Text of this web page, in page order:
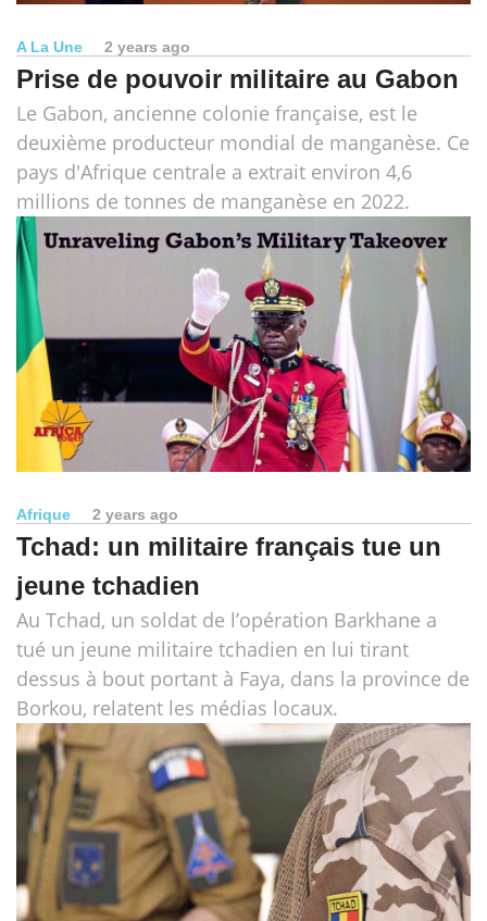
A La Une 2 years ago
Prise de pouvoir militaire au Gabon
Le Gabon, ancienne colonie française, est le
deuxième producteur mondial de manganèse. Ce
pays d'Afrique centrale a extrait environ 4,6
millions de tonnes de manganèse en 2022.
Afrique 2 years ago
Tchad: un militaire français tue un
jeune tchadien
Au Tchad, un soldat de l’opération Barkhane a
tué un jeune militaire tchadien en lui tirant
dessus à bout portant à Faya, dans la province de
Borkou, relatent les médias locaux.